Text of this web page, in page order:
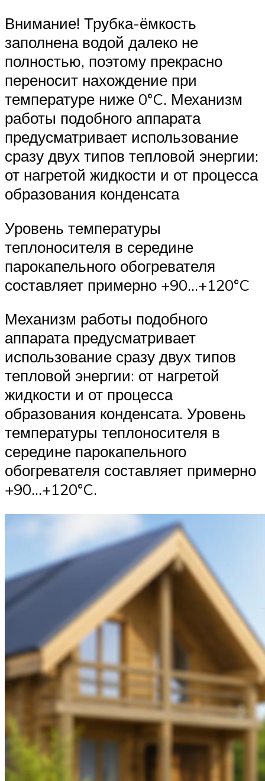
Внимание! Трубка-ёмкость
заполнена водой далеко не
полностью, поэтому прекрасно
переносит нахождение при
температуре ниже 0°C. Механизм
работы подобного аппарата
предусматривает использование
сразу двух типов тепловой энергии:
от нагретой жидкости и от процесса
образования конденсата
Уровень температуры
теплоносителя в середине
парокапельного обогревателя
составляет примерно +90…+120°C
Механизм работы подобного
аппарата предусматривает
использование сразу двух типов
тепловой энергии: от нагретой
жидкости и от процесса
образования конденсата. Уровень
температуры теплоносителя в
середине парокапельного
обогревателя составляет примерно
+90…+120°C.